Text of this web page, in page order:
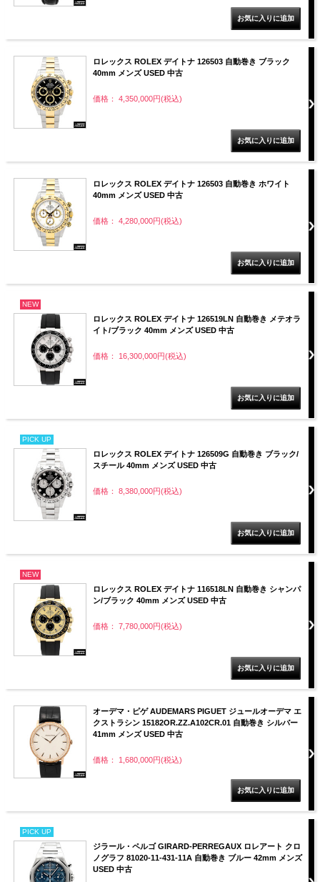
ロレックス ROLEX デイトナ 126503 自動巻き ブラック
40mm メンズ USED 中古
価格： 4,350,000円(税込)
ロレックス ROLEX デイトナ 126503 自動巻き ホワイト
40mm メンズ USED 中古
価格： 4,280,000円(税込)
NEW
ロレックス ROLEX デイトナ 126519LN 自動巻き メテオラ
イト/ブラック 40mm メンズ USED 中古
価格： 16,300,000円(税込)
PICK UP
ロレックス ROLEX デイトナ 126509G 自動巻き ブラック/
スチール 40mm メンズ USED 中古
価格： 8,380,000円(税込)
NEW
ロレックス ROLEX デイトナ 116518LN 自動巻き シャンパ
ン/ブラック 40mm メンズ USED 中古
価格： 7,780,000円(税込)
オーデマ・ピゲ AUDEMARS PIGUET ジュールオーデマ エ
クストラシン 15182OR.ZZ.A102CR.01 自動巻き シルバー
41mm メンズ USED 中古
価格： 1,680,000円(税込)
PICK UP
ジラール・ペルゴ GIRARD-PERREGAUX ロレアート クロ
ノグラフ 81020-11-431-11A 自動巻き ブルー 42mm メンズ
USED 中古